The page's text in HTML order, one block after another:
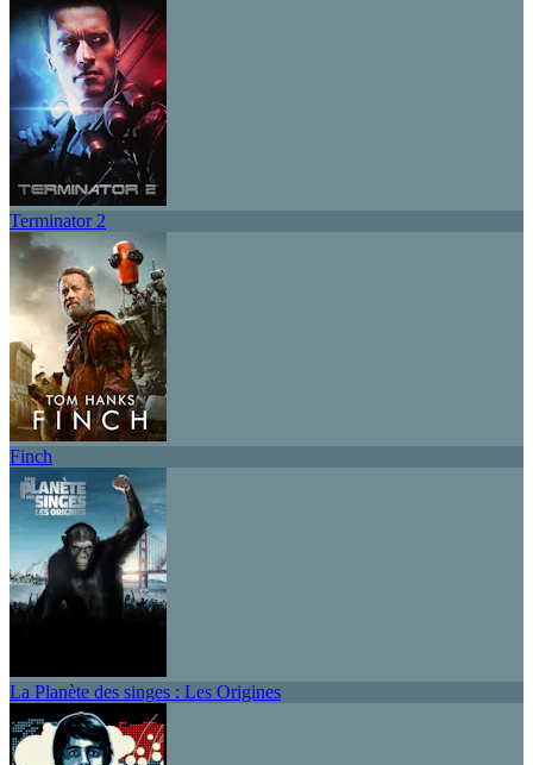
Terminator 2
Finch
La Planète des singes : Les Origines